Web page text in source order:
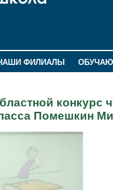
ФИЛИАЛЫ
Помешкин